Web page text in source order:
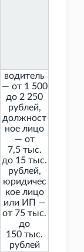
водитель
— от 1 500
до 2 250
рублей,
должност
ное лицо
— от
7,5 тыс.
до 15 тыс.
рублей,
юридичес
кое лицо
или ИП —
от 75 тыс.
до
150 тыс.
рублей